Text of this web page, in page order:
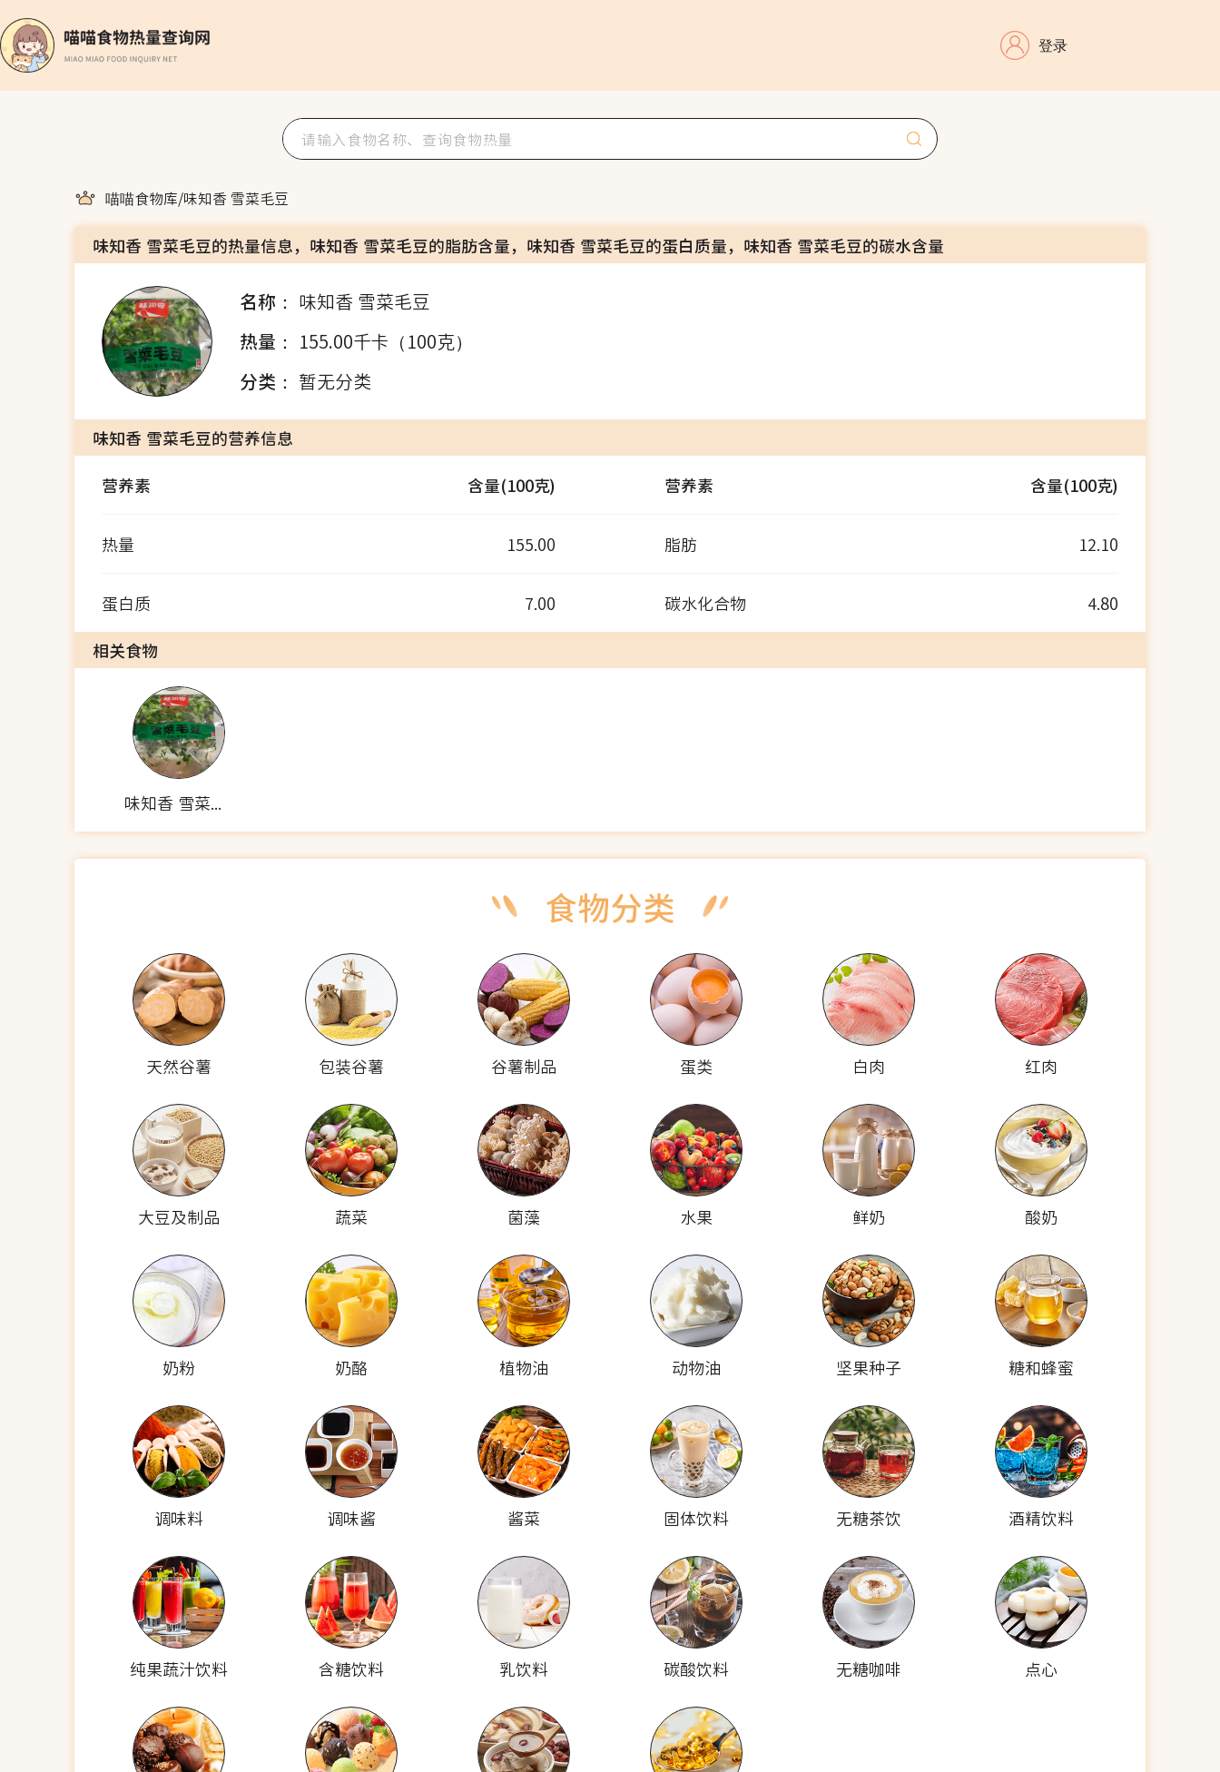
登录
喵喵食物库/味知香 雪菜毛豆
味知香 雪菜毛豆的热量信息，味知香 雪菜毛豆的脂肪含量，味知香 雪菜毛豆的蛋白质量，味知香 雪菜毛豆的碳水含量
名称： 味知香 雪菜毛豆
热量： 155.00千卡（100克）
分类： 暂无分类
味知香 雪菜毛豆的营养信息
营养素
含量(100克) 营养素 含量(100克)
热量 155.00 脂肪 12.10
蛋白质 7.00 碳水化合物
4.80
相关食物
味知香 雪菜毛豆
天然谷薯 包装谷薯 谷薯制品 蛋类 白肉 红肉
大豆及制品 蔬菜 菌藻 水果 鲜奶 酸奶
奶粉 奶酪 植物油 动物油 坚果种子 糖和蜂蜜
调味料 调味酱 酱菜 固体饮料 无糖茶饮 酒精饮料
纯果蔬汁饮料 含糖饮料 乳饮料 碳酸饮料 无糖咖啡 点心